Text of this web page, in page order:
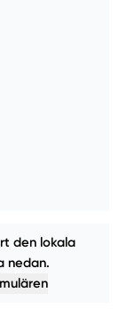
den lokala
nedan.